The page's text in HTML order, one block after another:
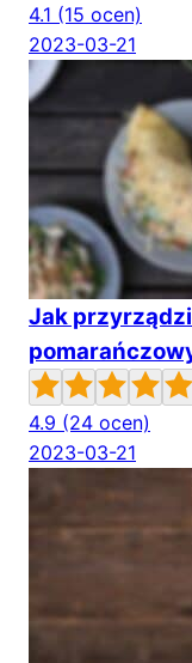
4.1 (15 ocen)
2023-03-21
Jak
4.9 (24 ocen)
2023-03-21